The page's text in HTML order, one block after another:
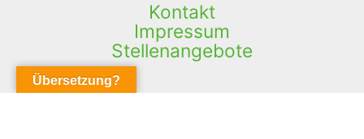
Kontakt
Impressum
Stellenangebote
Übersetzung?